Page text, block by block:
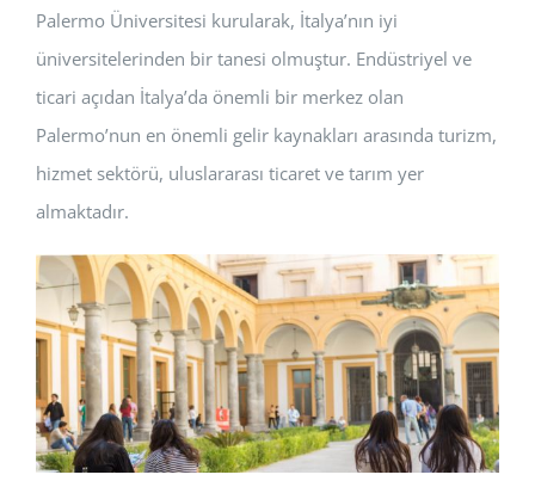
Palermo Üniversitesi kurularak, İtalya’nın iyi
üniversitelerinden bir tanesi olmuştur. Endüstriyel ve
ticari açıdan İtalya’da önemli bir merkez olan
Palermo’nun en önemli gelir kaynakları arasında turizm,
hizmet sektörü, uluslararası ticaret ve tarım yer
almaktadır.